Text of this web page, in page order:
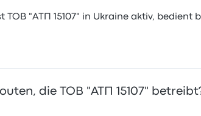
"АТП 15107" in Ukraine aktiv, bedient
die ТОВ "АТП 15107"